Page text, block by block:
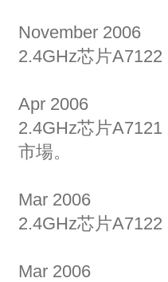
November 2006
2.4GHz芯片
Apr 2006
2.4GHz芯片
市場。
Mar 2006
2.4GHz芯片
Mar 2006